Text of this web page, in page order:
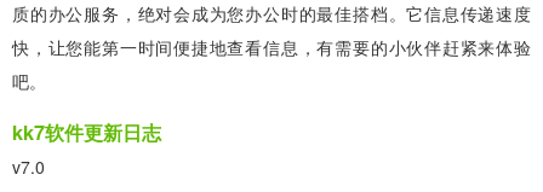
质的办公服务，绝对会成为您办公时的最佳搭档。它信息传递速度
快，让您能第一时间便捷地查看信息，有需要的小伙伴赶紧来体验
吧。
kk7软件更新日志
v7.0